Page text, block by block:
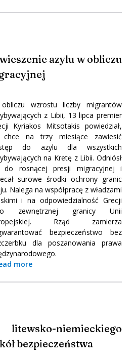
azylu w obliczu
wzrostu liczby migrantów
z Libii, 13 lipca premier
Kyriakos Mitsotakis powiedział,
na trzy miesiące zawiesić
do azylu dla wszystkich
na Kretę z Libii. Odniósł
do rosnącej presji migracyjnej i
surowe środki ochrony granic
Nalega na współpracę z władzami
i na odpowiedzialność Grecji
zewnętrznej granicy Unii
Rząd zamierza
bezpieczeństwo bez
dla poszanowania prawa
more
niemieckiego
bezpieczeństwa